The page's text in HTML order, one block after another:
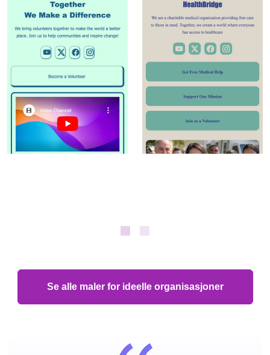
Se alle maler for ideelle organisasjoner